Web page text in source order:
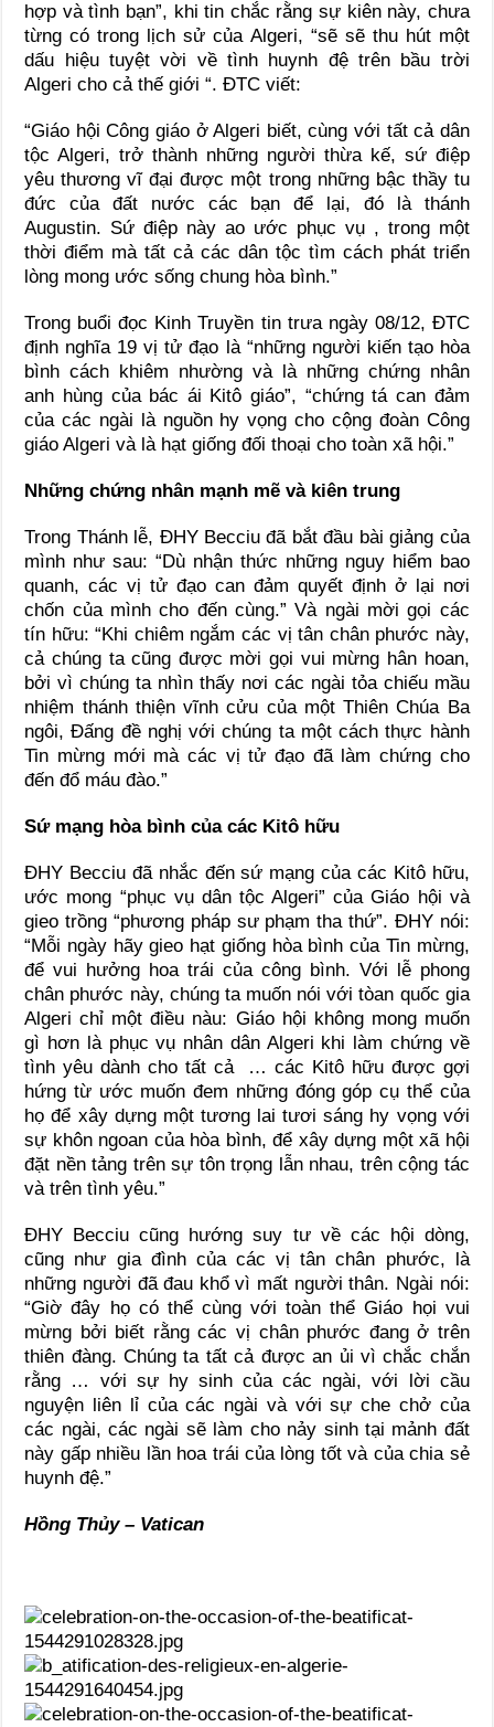
hợp và tình bạn”, khi tin chắc rằng sự kiên này, chưa
từng có trong lịch sử của Algeri, “sẽ sẽ thu hút một
dấu hiệu tuyệt vời về tình huynh đệ trên bầu trời
Algeri cho cả thế giới “. ĐTC viết:
“Giáo hội Công giáo ở Algeri biết, cùng với tất cả dân
tộc Algeri, trở thành những người thừa kế, sứ điệp
yêu thương vĩ đại được một trong những bậc thầy tu
đức của đất nước các bạn để lại, đó là thánh
Augustin. Sứ điệp này ao ước phục vụ , trong một
thời điểm mà tất cả các dân tộc tìm cách phát triển
lòng mong ước sống chung hòa bình.”
Trong buổi đọc Kinh Truyền tin trưa ngày 08/12, ĐTC
định nghĩa 19 vị tử đạo là “những người kiến tạo hòa
bình cách khiêm nhường và là những chứng nhân
anh hùng của bác ái Kitô giáo”, “chứng tá can đảm
của các ngài là nguồn hy vọng cho cộng đoàn Công
giáo Algeri và là hạt giống đối thoại cho toàn xã hội.”
Những chứng nhân mạnh mẽ và kiên trung
Trong Thánh lễ, ĐHY Becciu đã bắt đầu bài giảng của
mình như sau: “Dù nhận thức những nguy hiểm bao
quanh, các vị tử đạo can đảm quyết định ở lại nơi
chốn của mình cho đến cùng.” Và ngài mời gọi các
tín hữu: “Khi chiêm ngắm các vị tân chân phước này,
cả chúng ta cũng được mời gọi vui mừng hân hoan,
bởi vì chúng ta nhìn thấy nơi các ngài tỏa chiếu mầu
nhiệm thánh thiện vĩnh cửu của một Thiên Chúa Ba
ngôi, Đấng đề nghị với chúng ta một cách thực hành
Tin mừng mới mà các vị tử đạo đã làm chứng cho
đến đổ máu đào.”
Sứ mạng hòa bình của các Kitô hữu
ĐHY Becciu đã nhắc đến sứ mạng của các Kitô hữu,
ước mong “phục vụ dân tộc Algeri” của Giáo hội và
gieo trồng “phương pháp sư phạm tha thứ”. ĐHY nói:
“Mỗi ngày hãy gieo hạt giống hòa bình của Tin mừng,
để vui hưởng hoa trái của công bình. Với lễ phong
chân phước này, chúng ta muốn nói với tòan quốc gia
Algeri chỉ một điều nàu: Giáo hội không mong muốn
gì hơn là phục vụ nhân dân Algeri khi làm chứng về
tình yêu dành cho tất cả … các Kitô hữu được gợi
hứng từ ước muốn đem những đóng góp cụ thể của
họ để xây dựng một tương lai tươi sáng hy vọng với
sự khôn ngoan của hòa bình, để xây dựng một xã hội
đặt nền tảng trên sự tôn trọng lẫn nhau, trên cộng tác
và trên tình yêu.”
ĐHY Becciu cũng hướng suy tư về các hội dòng,
cũng như gia đình của các vị tân chân phước, là
những người đã đau khổ vì mất người thân. Ngài nói:
“Giờ đây họ có thể cùng với toàn thể Giáo họi vui
mừng bởi biết rằng các vị chân phước đang ở trên
thiên đàng. Chúng ta tất cả được an ủi vì chắc chắn
rằng … với sự hy sinh của các ngài, với lời cầu
nguyện liên lỉ của các ngài và với sự che chở của
các ngài, các ngài sẽ làm cho nảy sinh tại mảnh đất
này gấp nhiều lần hoa trái của lòng tốt và của chia sẻ
huynh đệ.”
Hồng Thủy – Vatican